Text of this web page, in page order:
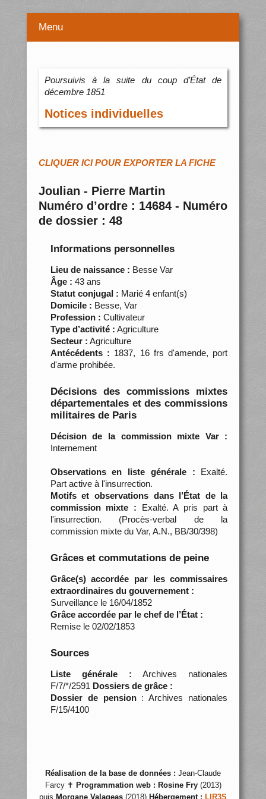
Menu
Poursuivis à la suite du coup d’État de
décembre 1851
Notices individuelles
CLIQUER ICI POUR EXPORTER LA FICHE
Joulian - Pierre Martin
Numéro d’ordre : 14684 - Numéro
de dossier : 48
Informations personnelles
Lieu de naissance : Besse Var
Âge : 43 ans
Statut conjugal : Marié 4 enfant(s)
Domicile : Besse, Var
Profession : Cultivateur
Type d’activité : Agriculture
Secteur : Agriculture
Antécédents : 1837, 16 frs d'amende, port
d'arme prohibée.
Décisions des commissions mixtes
départementales et des commissions
militaires de Paris
Décision de la commission mixte Var :
Internement
Observations en liste générale : Exalté.
Part active à l'insurrection.
Motifs et observations dans l’État de la
commission mixte : Exalté. A pris part à
l'insurrection. (Procès-verbal de la
commission mixte du Var, A.N., BB/30/398)
Grâces et commutations de peine
Grâce(s) accordée par les commissaires
extraordinaires du gouvernement :
Surveillance le 16/04/1852
Grâce accordée par le chef de l’État :
Remise le 02/02/1853
Sources
Liste générale : Archives nationales
F/7/*/2591 Dossiers de grâce :
Dossier de pension: Archives nationales
F/15/4100
Réalisation de la base de données : Jean-Claude
Farcy ✝ Programmation web : Rosine Fry(2013)
puis Morgane Valageas (2018) Hébergement : LIR3S